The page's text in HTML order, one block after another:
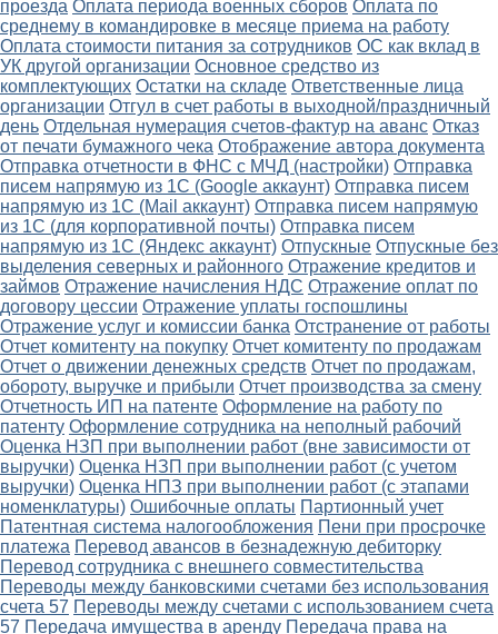
проезда Оплата периода военных сборов Оплата по
среднему в командировке в месяце приема на работу
Оплата стоимости питания за сотрудников ОС как вклад в
УК другой организации Основное средство из
комплектующих Остатки на складе Ответственные лица
организации Отгул в счет работы в выходной/праздничный
день Отдельная нумерация счетов-фактур на аванс Отказ
от печати бумажного чека Отображение автора документа
Отправка отчетности в ФНС с МЧД (настройки) Отправка
писем напрямую из 1С (Google аккаунт) Отправка писем
напрямую из 1С (Mail аккаунт) Отправка писем напрямую
из 1С (для корпоративной почты) Отправка писем
напрямую из 1С (Яндекс аккаунт) Отпускные Отпускные без
выделения северных и районного Отражение кредитов и
займов Отражение начисления НДС Отражение оплат по
договору цессии Отражение уплаты госпошлины
Отражение услуг и комиссии банка Отстранение от работы
Отчет комитенту на покупку Отчет комитенту по продажам
Отчет о движении денежных средств Отчет по продажам,
обороту, выручке и прибыли Отчет производства за смену
Отчетность ИП на патенте Оформление на работу по
патенту Оформление сотрудника на неполный рабочий
Оценка НЗП при выполнении работ (вне зависимости от
выручки) Оценка НЗП при выполнении работ (с учетом
выручки) Оценка НПЗ при выполнении работ (с этапами
номенклатуры) Ошибочные оплаты Партионный учет
Патентная система налогообложения Пени при просрочке
платежа Перевод авансов в безнадежную дебиторку
Перевод сотрудника с внешнего совместительства
Переводы между банковскими счетами без использования
счета 57 Переводы между счетами с использованием счета
57 Передача имущества в аренду Передача права на